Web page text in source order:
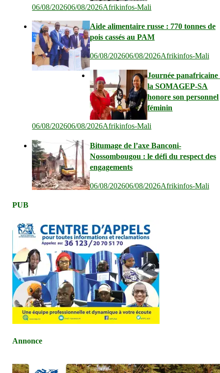
06/08/202606/08/2026Afrikinfos-Mali
Aide alimentaire russe : 770 tonnes de
pois cassés au PAM
06/08/202606/08/2026Afrikinfos-Mali
Journée panafricaine
la SOMAGEP-SA
honore son personnel
féminin
06/08/202606/08/2026Afrikinfos-Mali
Bitumage de l’axe Banconi-
Nossombougou : le défi du respect des
engagements
06/08/202606/08/2026Afrikinfos-Mali
PUB
Annonce